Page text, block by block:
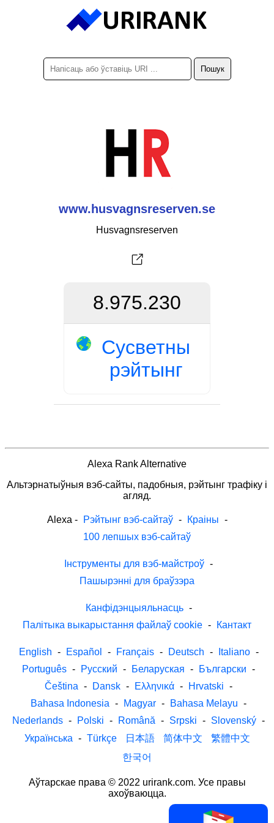
www.husvagnsreserven.se
Husvagnsreserven
8.975.230
Сусветны
рэйтынг
Alexa Rank Alternative
Альтэрнатыўныя вэб-сайты, падобныя, рэйтынг трафіку і
агляд.
Alexa - Рэйтынг вэб-сайтаў - Краіны -
100 лепшых вэб-сайтаў
Інструменты для вэб-майстроў -
Пашырэнні для браўзэра
Канфідэнцыяльнасць -
Палітыка выкарыстання файлаў cookie - Кантакт
English - Español - Français - Deutsch - Italiano -
Português - Русский - Беларуская - Български -
Čeština - Dansk - Ελληνικά - Hrvatski -
Bahasa Indonesia - Magyar - Bahasa Melayu -
Nederlands - Polski - Română - Srpski - Slovenský -
Українська - Türkçe 日本語 简体中文
繁體中文
한국어
Аўтарскае права © 2022 urirank.com. Усе правы
ахоўваюцца.